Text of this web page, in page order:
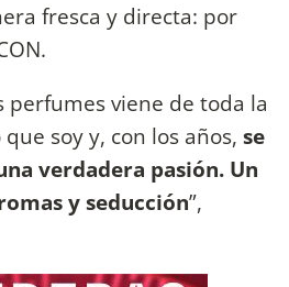
fresca y directa: por
perfumes viene de toda la
soy y, con los años, se
verdadera pasión. Un
y seducción”,